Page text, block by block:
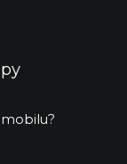
mobilu?